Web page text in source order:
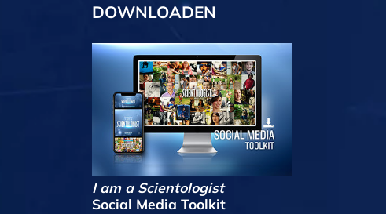
DOWNLOADEN
I am a Scientologist
Social Media Toolkit